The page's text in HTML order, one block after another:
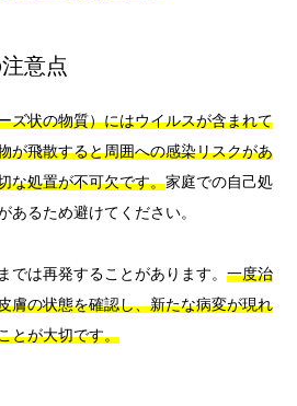
意点
ズ状の物質）にはウイルスが含まれて
が飛散すると周囲への感染リスクがあ
な処置が不可欠です。家庭での自己処
あるため避けてください。
では再発することがあります。 一度治
膚の状態を確認し、新たな病変が現れ
とが大切です。